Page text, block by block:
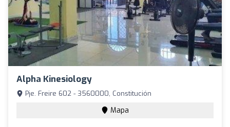
Alpha Kinesiology
Pje. Freire 602 - 3560000, Constitución
Mapa